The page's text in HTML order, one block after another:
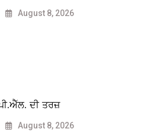
August 8, 2026
ਦੀ ਤਰਜ਼
August 8, 2026